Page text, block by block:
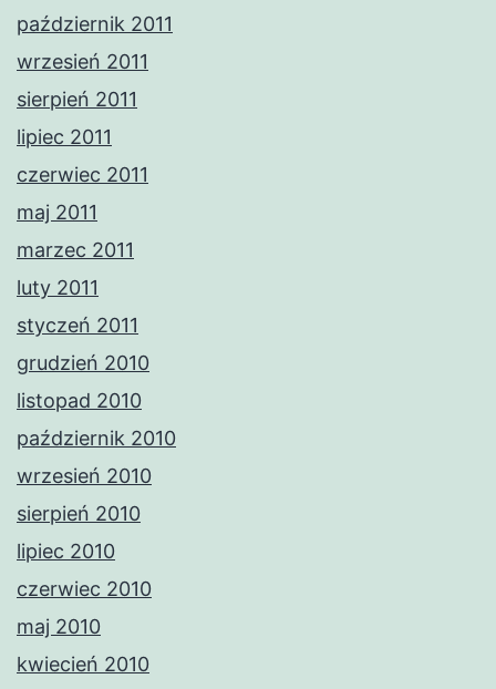
październik 2011
wrzesień 2011
sierpień 2011
lipiec 2011
czerwiec 2011
maj 2011
marzec 2011
luty 2011
styczeń 2011
grudzień 2010
listopad 2010
październik 2010
wrzesień 2010
sierpień 2010
lipiec 2010
czerwiec 2010
maj 2010
kwiecień 2010